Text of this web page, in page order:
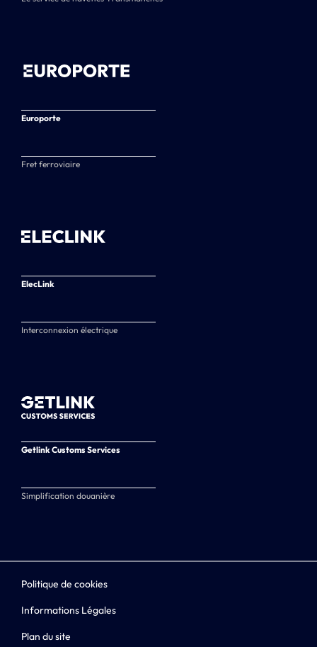
Europorte
Fret ferroviaire
ElecLink
Interconnexion électrique
Getlink Customs Services
Simplification douanière
Politique de cookies
Informations Légales
Plan du site